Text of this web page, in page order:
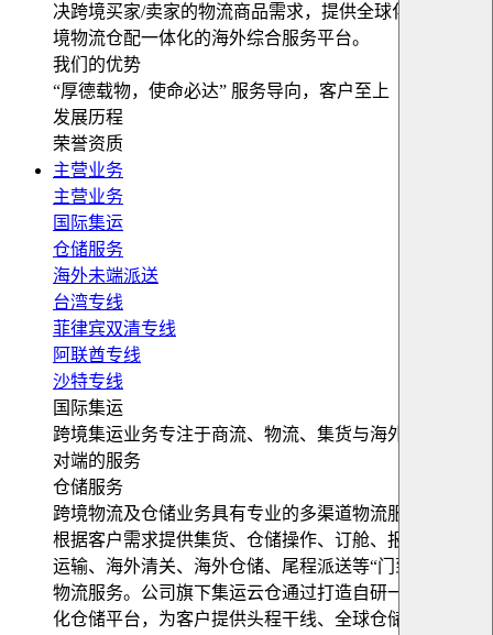
决跨境买家/卖家的物流商品需求，提供全球化便捷式跨
境物流仓配一体化的海外综合服务平台。
我们的优势
“厚德载物，使命必达” 服务导向，客户至上
发展历程
荣誉资质
主营业务
主营业务
国际集运
仓储服务
海外未端派送
台湾专线
菲律宾双清专线
阿联酋专线
沙特专线
国际集运
跨境集运业务专注于商流、物流、集货与海外仓储等端
对端的服务
仓储服务
跨境物流及仓储业务具有专业的多渠道物流服务平台，
根据客户需求提供集货、仓储操作、订舱、报关、跨境
运输、海外清关、海外仓储、尾程派送等“门到门”跨境
物流服务。公司旗下集运云仓通过打造自研一站式数字
化仓储平台，为客户提供头程干线、全球仓储及末端配